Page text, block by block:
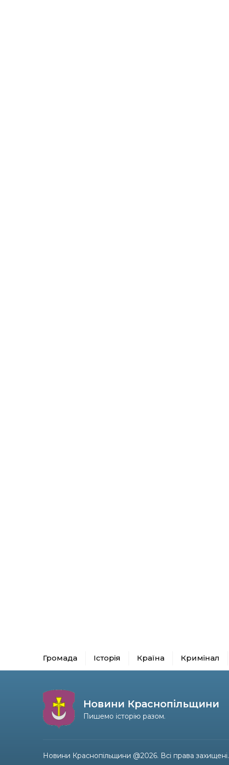
Громада Історія Країна Кримінал
Новини Краснопільщини
Пишемо історію разом.
Новини Краснопільщини @2026. Всі права захищені.